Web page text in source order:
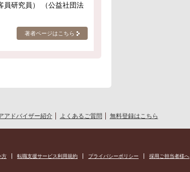
研究員） （公益社団法
著者ページはこちら
アドバイザー紹介 よくあるご質問 無料登録はこちら
方 転職支援サービス利用規約 プライバシーポリシー 採用ご担当者様へ